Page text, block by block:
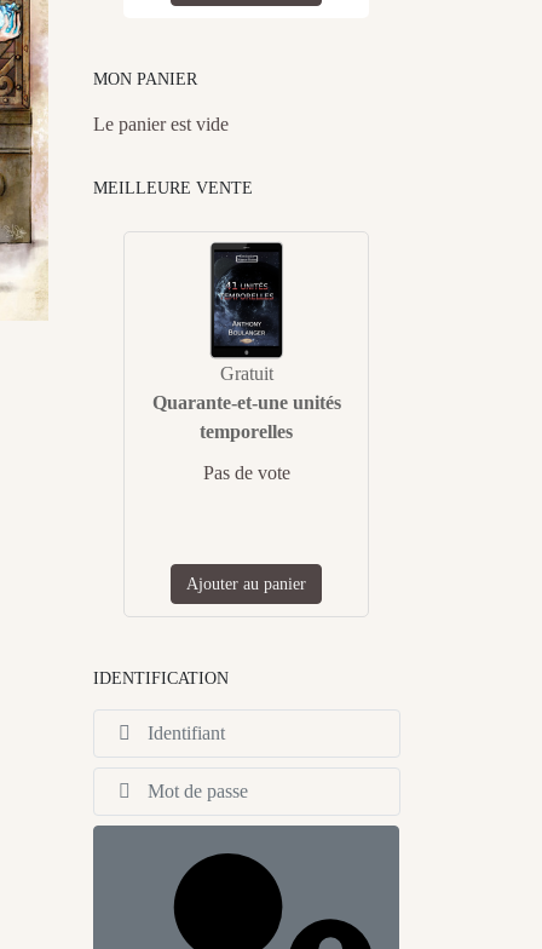
CATHERINE LOISEAU
MON PANIER
Le panier est vide
MEILLEURE VENTE
Gratuit
Quarante-et-une unités
temporelles
Pas de vote
Ajouter au panier
IDENTIFICATION